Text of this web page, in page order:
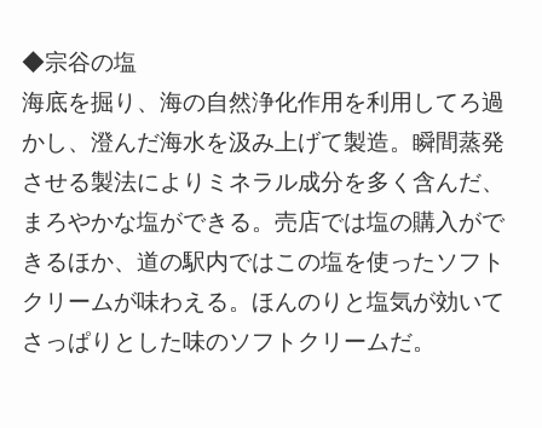
◆宗谷の塩
海底を掘り、海の自然浄化作用を利用してろ過
かし、澄んだ海水を汲み上げて製造。瞬間蒸発
させる製法によりミネラル成分を多く含んだ、
まろやかな塩ができる。売店では塩の購入がで
きるほか、道の駅内ではこの塩を使ったソフト
クリームが味わえる。ほんのりと塩気が効いて
さっぱりとした味のソフトクリームだ。